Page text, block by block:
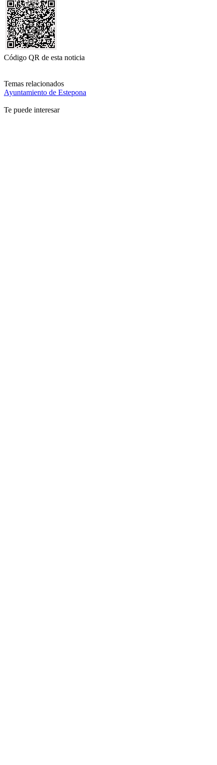
Código QR de esta noticia
Temas relacionados
Ayuntamiento de Estepona
Te puede interesar